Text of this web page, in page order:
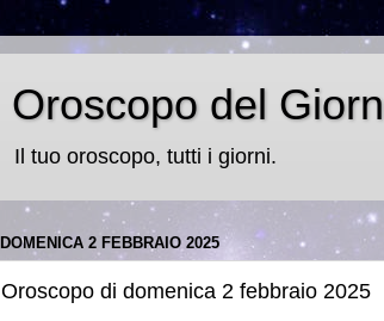
Oroscopo del
Il tuo oroscopo, tutti i giorni.
DOMENICA 2 FEBBRAIO 2025
Oroscopo di domenica 2 febbraio 2025